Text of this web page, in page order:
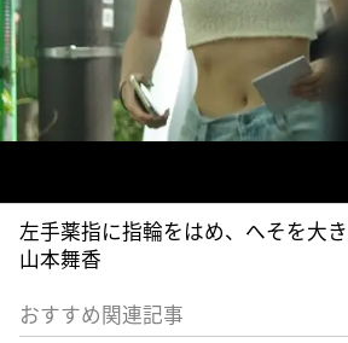
左手薬指に指輪をはめ、へそを大
山本舞香
おすすめ関連記事